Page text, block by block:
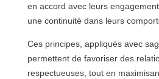
en accord avec leurs
une continuité dans leurs
Ces principes, appliqués avec
permettent de favoriser des
respectueuses, tout en